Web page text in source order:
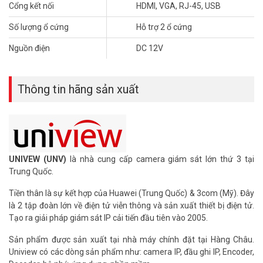
– Chất liệu: vỏ sắt.
– Xuất xứ: Trung Quốc.
– Bảo hành: 24 tháng.
Để cập nhật thông tin giá đầu ghi hình UNV mới nhất, quý khách
Tham khảo các kênh thông tin khác:
– Facebook:
https://www.facebook.com/vuhoangtelecom/
– Website:https://vuhoangtelecom.vn/
Cổng kết nối HDMI, VGA, RJ-45, USB
Số lượng ổ cứng Hỗ trợ 2 ổ cứng
Nguồn điện DC 12V
Thông tin hãng sản xuất
UNIVEW (UNV) là nhà cung cấp camera giám sát lớn thứ 3 tại
Trung Quốc.
Tiền thân là sự kết hợp của Huawei (Trung Quốc) & 3com (Mỹ). Đây
là 2 tập đoàn lớn về điện tử viễn thông và sản xuất thiết bị điện tử.
Tạo ra giải pháp giám sát IP cải tiến đầu tiên vào 2005.
Sản phẩm được sản xuất tại nhà máy chính đặt tại Hàng Châu.
Uniview có các dòng sản phẩm như: camera IP, đầu ghi IP, Encoder,